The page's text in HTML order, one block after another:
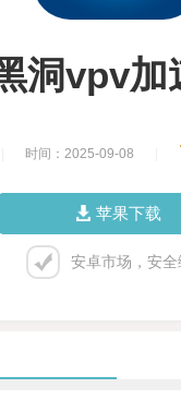
洞vpv加
时间：2025-09-08
苹果下载
安卓市场，安全